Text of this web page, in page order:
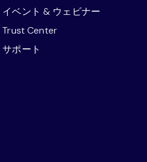
イベント & ウェビナー
Trust Center
サポート